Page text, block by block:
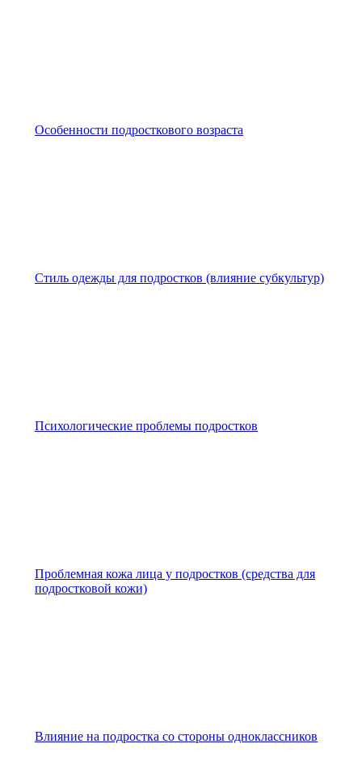
Особенности подросткового возраста
Стиль одежды для подростков (влияние субкультур)
Психологические проблемы подростков
Проблемная кожа лица у подростков (средства для
подростковой кожи)
Влияние на подростка со стороны одноклассников